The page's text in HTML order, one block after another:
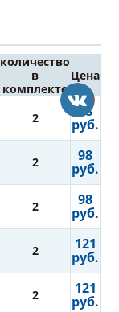
количество
в
комплекте
Цена
2 98
руб.
2 98
руб.
2 98
руб.
2 121
руб.
2 121
руб.